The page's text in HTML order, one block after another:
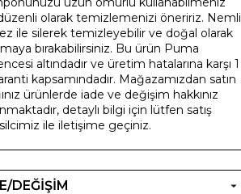
olarak temizlemenizi öneririz. Nemli
ile silerek temizleyebilir ve doğal olarak
bırakabilirsiniz. Bu ürün Puma
altındadır ve üretim hatalarına karşı 1
kapsamındadır. Mağazamızdan satın
ürünlerde iade ve değişim hakkınız
detaylı bilgi için lütfen satış
ile iletişime geçiniz.
DEĞİŞİM